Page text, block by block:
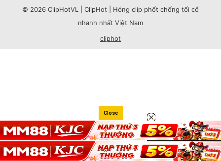
© 2026 ClipHotVL | ClipHot | Hóng clip phốt chống tối cổ
nhanh nhất Việt Nam
cliphot
Close